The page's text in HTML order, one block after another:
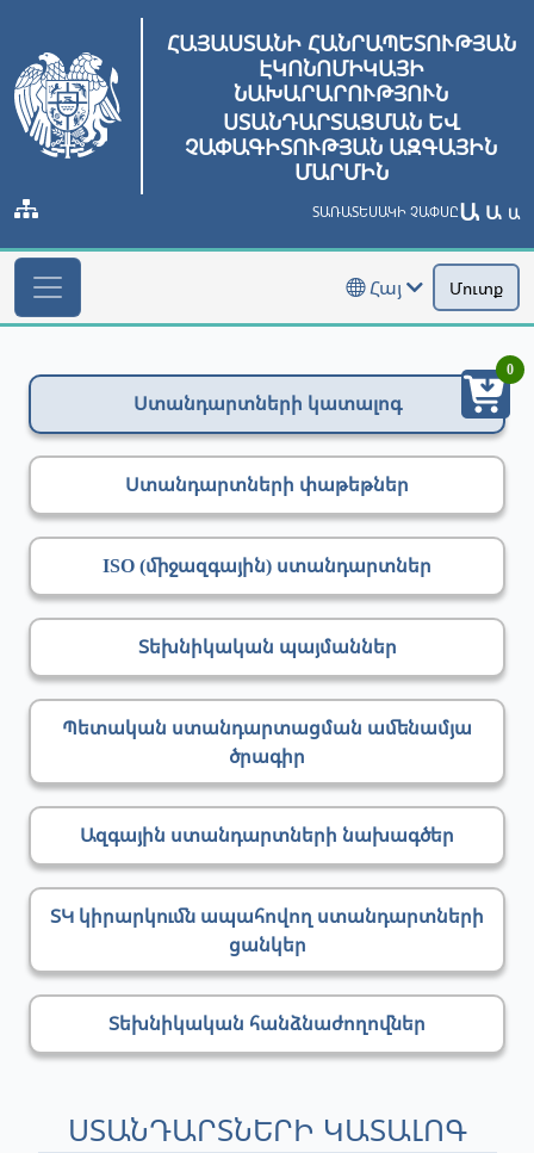
ՀԱՅԱՍՏԱՆԻ ՀԱՆՐԱՊԵՏՈՒԹՅԱՆ
ԷԿՈՆՈՄԻԿԱՅԻ
ՆԱԽԱՐԱՐՈՒԹՅՈՒՆ
ՍՏԱՆԴԱՐՏԱՑՄԱՆ ԵՎ
ՉԱՓԱԳԻՏՈՒԹՅԱՆ ԱԶԳԱՅԻՆ
ՄԱՐՄԻՆ
ՏԱՌԱՏԵՍԱԿԻ ՉԱՓՍԸԱ Ա Ա
Հայ Մուտք
Ստանդարտների կատալոգ
Ստանդարտների փաթեթներ
ISO (միջազգային) ստանդարտներ
Տեխնիկական պայմաններ
Պետական ստանդարտացման ամենամյա
ծրագիր
Ազգային ստանդարտների նախագծեր
ՏԿ կիրարկումն ապահովող ստանդարտների
ցանկեր
Տեխնիկական հանձնաժողովներ
ՍՏԱՆԴԱՐՏՆԵՐԻ ԿԱՏԱԼՈԳ
0